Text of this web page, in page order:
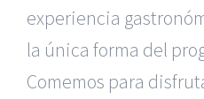
experiencia
la única forma del
Comemos para